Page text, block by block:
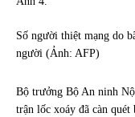
Số người thiệt mạng do
người (Ảnh: AFP)
Bộ trưởng Bộ An ninh
trận lốc xoáy đã càn